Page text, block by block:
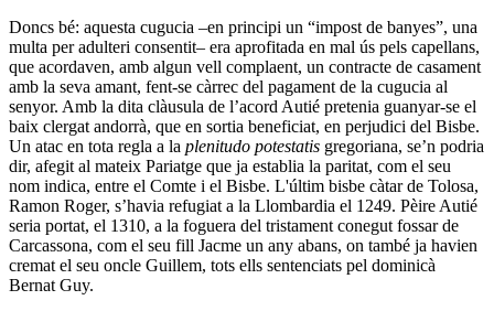
Doncs bé: aquesta cugucia –en principi un “impost de banyes”, una
multa per adulteri consentit– era aprofitada en mal ús pels capellans,
que acordaven, amb algun vell complaent, un contracte de casament
amb la seva amant, fent-se càrrec del pagament de la cugucia al
senyor. Amb la dita clàusula de l’acord Autié pretenia guanyar-se el
baix clergat andorrà, que en sortia beneficiat, en perjudici del Bisbe.
Un atac en tota regla a la plenitudo potestatis gregoriana, se’n podria
dir, afegit al mateix Pariatge que ja establia la paritat, com el seu
nom indica, entre el Comte i el Bisbe. L'últim bisbe càtar de Tolosa,
Ramon Roger, s’havia refugiat a la Llombardia el 1249. Pèire Autié
seria portat, el 1310, a la foguera del tristament conegut fossar de
Carcassona, com el seu fill Jacme un any abans, on també ja havien
cremat el seu oncle Guillem, tots ells sentenciats pel dominicà
Bernat Guy.